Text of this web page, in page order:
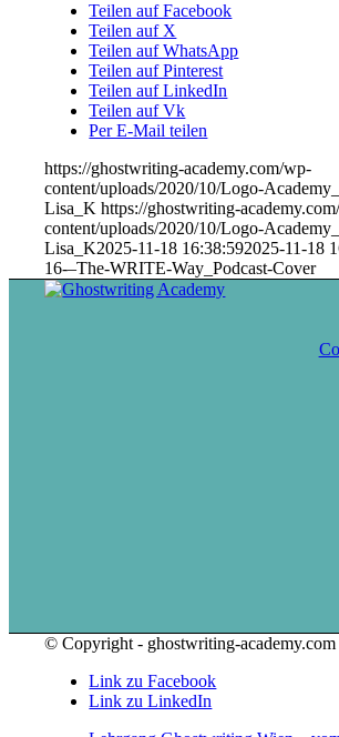
Teilen auf Facebook
Teilen auf X
Teilen auf WhatsApp
Teilen auf Pinterest
Teilen auf LinkedIn
Teilen auf Vk
Per E-Mail teilen
https://ghostwriting-academy.com/wp-
content/uploads/2020/10/Logo-
Lisa_K https://ghostwriting-
content/uploads/2020/10/Logo-
Lisa_K2025-11-18 16:38:592025-11-18
16-–The-WRITE-Way_Podcast-Cover
© Copyright - ghostwriting-academy.com
Link zu Facebook
Link zu LinkedIn